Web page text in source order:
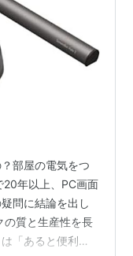
部屋の電気をつ
20年以上、PC画面
問に結論を出し
の質と生産性を長
「あると便利」